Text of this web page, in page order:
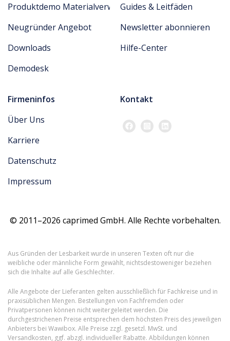
Produktdemo Materialverwaltung
Neugründer Angebot
Downloads
Demodesk
Guides & Leitfäden
Newsletter abonnieren
Hilfe-Center
Firmeninfos
Über Uns
Karriere
Datenschutz
Impressum
Kontakt
© 2011–2026 caprimed GmbH. Alle Rechte vorbehalten.
Aus Gründen der Lesbarkeit wurde in unseren Texten oft nur die
weibliche oder männliche Form gewählt, nichtsdestoweniger beziehen
sich die Inhalte auf alle Geschlechter.
Alle Angebote der Lieferanten gelten ausschließlich für Fachkreise und in
praxisüblichen Mengen. Bestellungen von Fachfremden oder
Privatpersonen können nicht weitergeleitet werden. Die
durchgestrichenen Preise entsprechen dem höchsten Preis des jeweiligen
Anbieters bei Wawibox. Alle Preise zzgl. gesetzl. MwSt. und
Versandkosten, ggf. abzgl. individueller Rabatte. Abbildungen können